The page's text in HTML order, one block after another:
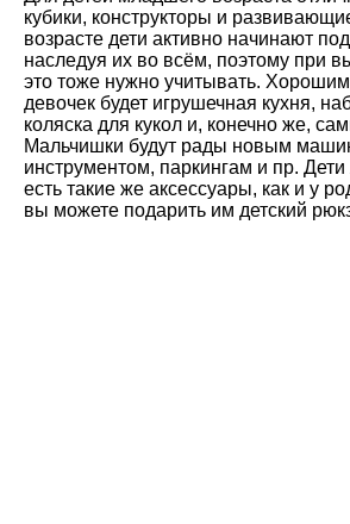
кубики, конструкторы и
возрасте дети активно начинают
наследуя их во всём, поэтому при
это тоже нужно учитывать.
девочек будет игрушечная кухня,
коляска для кукол и, конечно же,
Мальчишки будут рады новым
инструментом, паркингам и пр. Дети
есть такие же аксессуары, как и у
вы можете подарить им детский